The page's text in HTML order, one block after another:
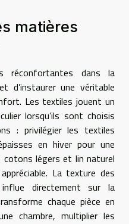
matières
réconfortantes dans la
d’instaurer une véritable
Les textiles jouent un
lorsqu’ils sont choisis
: privilégier les textiles
en hiver pour une
cotons légers et lin naturel
La texture des
directement sur la
chaque pièce en
chambre, multiplier les